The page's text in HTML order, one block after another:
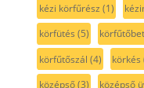
kézi körfűrész (1)
körfütés (5)
körfűtőszál (4) körkés
középső(3) középső